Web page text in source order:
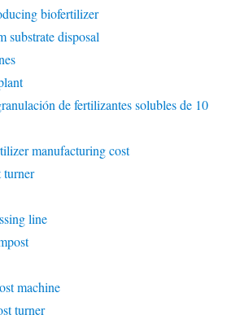
biofertilizer
substrate disposal
de fertilizantes solubles de 10
manufacturing cost
turner
line
machine
turner